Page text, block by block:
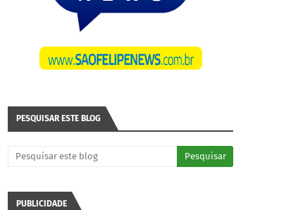
PESQUISAR ESTE BLOG
PUBLICIDADE